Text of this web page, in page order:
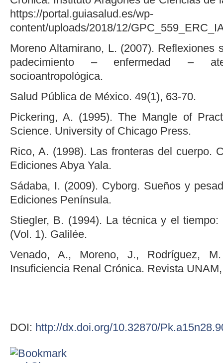
https://portal.guiasalud.es/wp-
content/uploads/2018/12/
Moreno Altamirano, L. (2007). Reflexiones
padecimiento – enfermedad –
socioantropológica.
Salud Pública de México. 49(1), 63-70.
Pickering, A. (1995). The Mangle of
Science. University of Chicago Press.
Rico, A. (1998). Las fronteras del cuerpo.
Ediciones Abya Yala.
Sádaba, I. (2009). Cyborg. Sueños y
Ediciones Península.
Stiegler, B. (1994). La técnica y el
(Vol. 1). Galilée.
Venado, A., Moreno, J., Rodríguez,
Insuficiencia Renal Crónica. Revista
DOI: http://dx.doi.org/10.32870/